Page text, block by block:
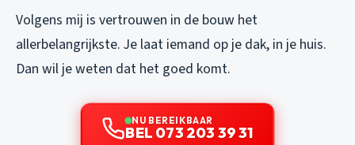
Volgens mij is vertrouwen in de bouw het
allerbelangrijkste. Je laat iemand op je dak, in je huis.
Dan wil je weten dat het goed komt.
NU BEREIKBAAR
BEL 073 203 39 31